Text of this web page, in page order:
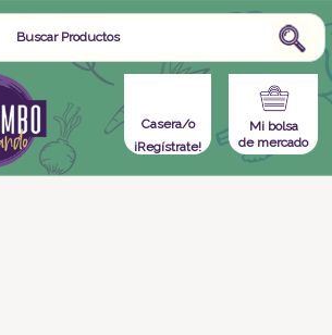
Casera/o
¡Regístrate!
Mi bolsa
de mercado